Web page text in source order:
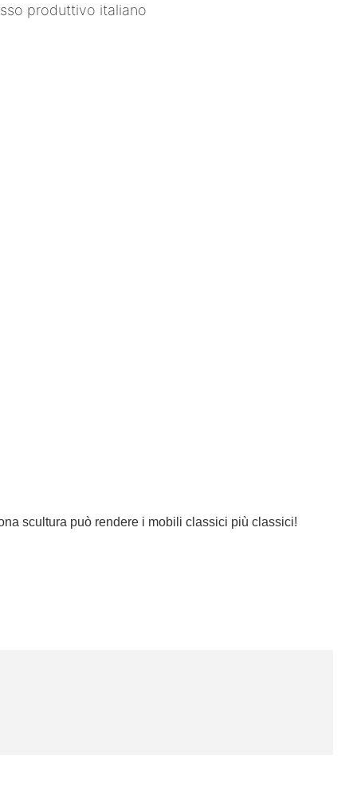
produttivo italiano
scultura può rendere i mobili classici più classici!